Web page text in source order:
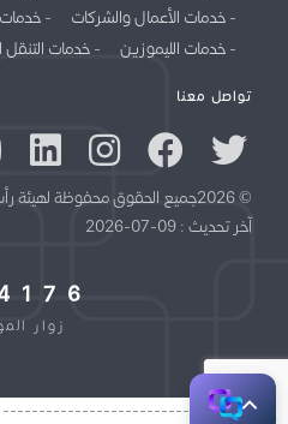
خدمات الأعمال والشركات
خدمات الليموزين
خدمات التنقل
تواصل معنا
© 2026جميع الحقوق محفوظة لهيئة رأس الخيمة للمواصلات
آخر تحديث : 09-07-2026
زوار